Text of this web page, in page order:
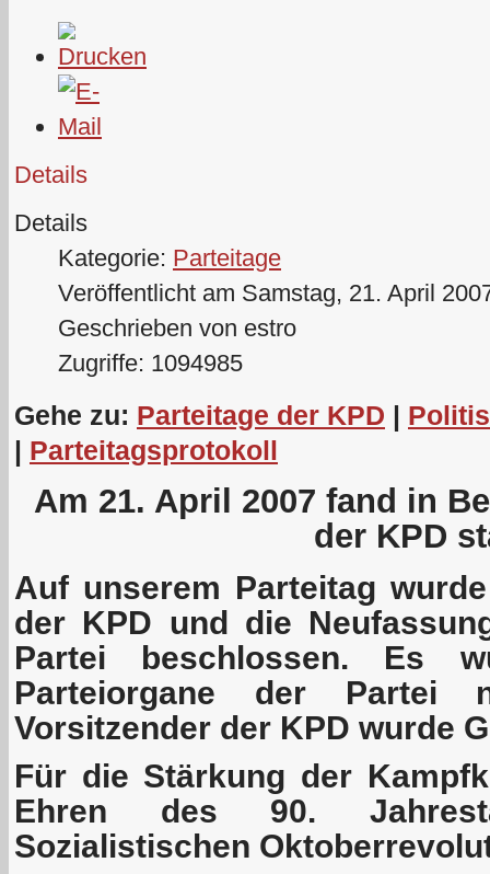
Details
Details
Kategorie: Parteitage
Veröffentlicht am Samstag, 21. April
Geschrieben von estro
Zugriffe: 1094985
Gehe zu: Parteitage der KPD |
| Parteitagsprotokoll
Am 21. April 2007 fand in
der KPD
Auf unserem Parteitag
der KPD und die
Partei beschlossen. Es
Parteiorgane der Partei
Vorsitzender der KPD wurde
Für die Stärkung der
Ehren des 90.
Sozialistischen